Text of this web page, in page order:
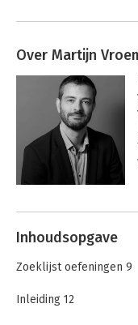
Over Martijn
Andere
Vroemen
Inhoudsopgave
Zoeklijst oefeningen 9
Inleiding 12